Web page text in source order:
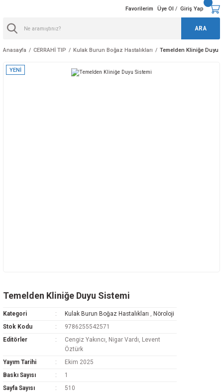
ARA
Favorilerim Üye Ol / Giriş Yap
Anasayfa CERRAHİ TIP Kulak Burun Boğaz Hastalıkları Temelden Kliniğe Duyu
YENİ
Temelden Kliniğe Duyu Sistemi
Kategori Kulak Burun Boğaz Hastalıkları , Nöroloji
Stok Kodu
9786255542571
Editörler
Cengiz Yakıncı, Nigar Vardı, Levent
Öztürk
Yayım Tarihi
Ekim 2025
Baskı Sayısı
1
Sayfa Sayısı
510